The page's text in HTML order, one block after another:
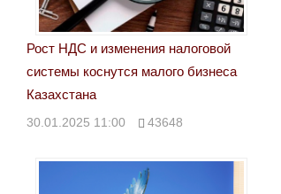
Рост НДС и изменения налоговой
системы коснутся малого бизнеса
Казахстана
30.01.2025 11:00 43648